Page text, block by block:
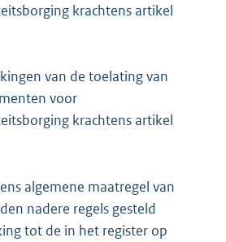
krachtens artikel
van de toelating van
voor
krachtens artikel
algemene maatregel van
nadere regels gesteld
tot de in het register op